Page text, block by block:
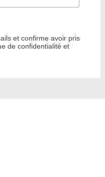
et confirme avoir pris
de confidentialité et